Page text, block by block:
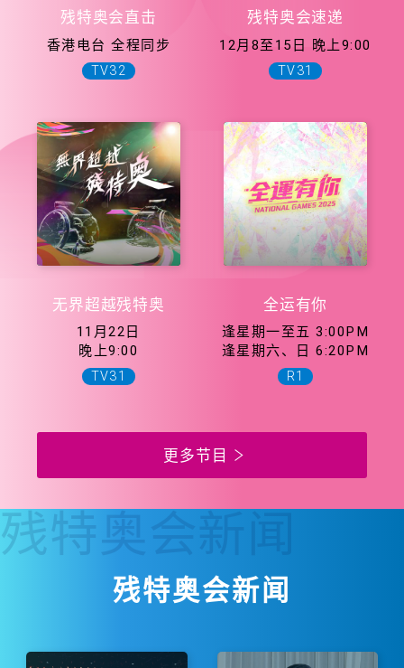
残特奥会直击
香港电台 全程同步
TV32
残特奥会速递
12月8至15日 晚上9:00
TV31
无界超越残特奥
11月22日
晚上9:00
TV31
全运有你
逢星期一至五 3:00PM
逢星期六、日 6:20PM
R1
更多节目
残特奥会新闻
残特奥会